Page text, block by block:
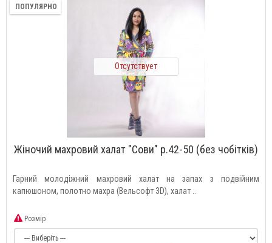
ПОПУЛЯРНО
Отсутствует
Жіночий махровий халат "Сови" р.42-50 (без чобітків)
Гарний молодіжний махровий халат на запах з подвійним
капюшоном, полотно махра (Вельсофт 3D), халат ..
Розмір